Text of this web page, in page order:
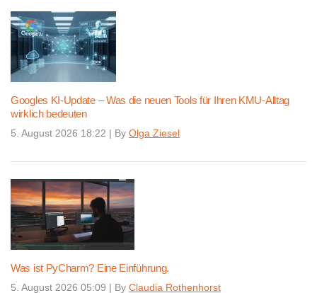
Googles KI-Update – Was die neuen Tools für Ihren KMU-Alltag
wirklich bedeuten
5. August 2026 18:22 | By Olga Ziesel
Was ist PyCharm? Eine Einführung.
5. August 2026 05:09 | By Claudia Rothenhorst